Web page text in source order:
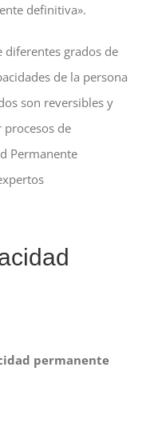
definitiva».
diferentes grados de
de la persona
son reversibles y
procesos de
Permanente
permanente